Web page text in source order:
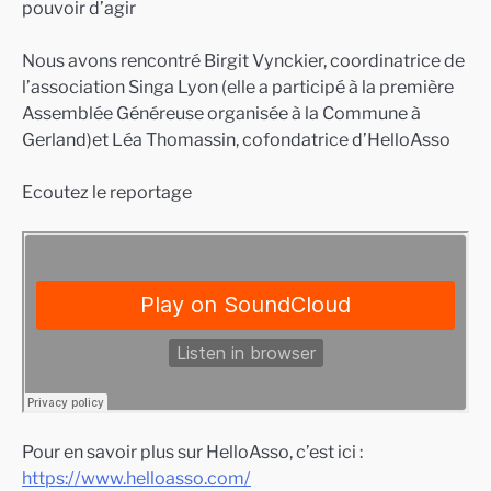
pouvoir d’agir
Nous avons rencontré Birgit Vynckier, coordinatrice de
l’association Singa Lyon (elle a participé à la première
Assemblée Généreuse organisée à la Commune à
Gerland)et Léa Thomassin, cofondatrice d’HelloAsso
Ecoutez le reportage
Pour en savoir plus sur HelloAsso, c’est ici :
https://www.helloasso.com/